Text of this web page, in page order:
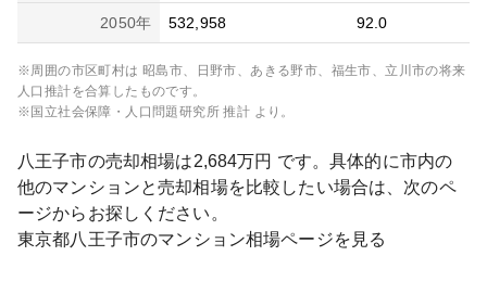
2050年 532,958 92.0
※周囲の市区町村は 昭島市、日野市、あきる野市、福生市、立川市の将来
人口推計を合算したものです。
※国立社会保障・人口問題研究所 推計 より。
八王子市の売却相場は2,684万円 です。具体的に市内の
他のマンションと売却相場を比較したい場合は、次のペ
ージからお探しください。
東京都八王子市のマンション相場ページを見る